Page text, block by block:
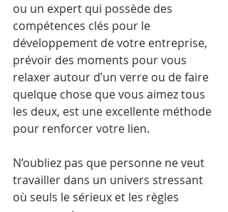
ou un expert qui possède des
compétences clés pour le
développement de votre entreprise,
prévoir des moments pour vous
relaxer autour d’un verre ou de faire
quelque chose que vous aimez tous
les deux, est une excellente méthode
pour renforcer votre lien.
N’oubliez pas que personne ne veut
travailler dans un univers stressant
où seuls le sérieux et les règles